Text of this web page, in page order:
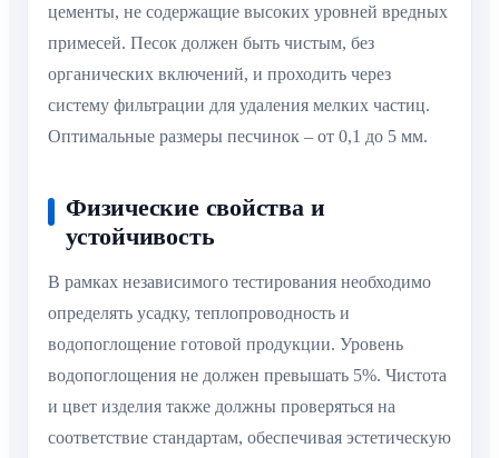
цементы, не содержащие высоких уровней вредных
примесей. Песок должен быть чистым, без
органических включений, и проходить через
систему фильтрации для удаления мелких частиц.
Оптимальные размеры песчинок – от 0,1 до 5 мм.
Физические свойства и
устойчивость
В рамках независимого тестирования необходимо
определять усадку, теплопроводность и
водопоглощение готовой продукции. Уровень
водопоглощения не должен превышать 5%. Чистота
и цвет изделия также должны проверяться на
соответствие стандартам, обеспечивая эстетическую